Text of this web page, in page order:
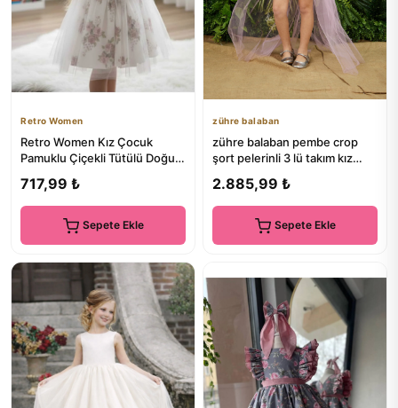
Retro Women
Retro Women Kız Çocuk
Pamuklu Çiçekli Tütülü Doğum
Günlük...
717,99 ₺
Sepete Ekle
zühre balaban
zühre balaban pembe crop
şort pelerinli 3 lü takım kız
2.885,99 ₺
Sepete Ekle